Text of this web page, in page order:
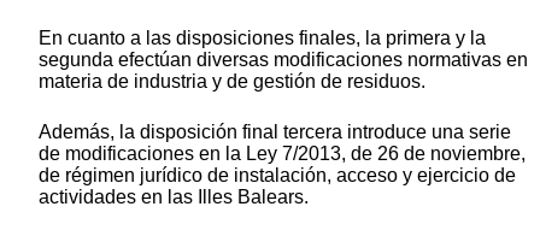
En cuanto a las disposiciones finales, la primera y la
segunda efectúan diversas modificaciones normativas en
materia de industria y de gestión de residuos.
Además, la disposición final tercera introduce una serie
de modificaciones en la Ley 7/2013, de 26 de noviembre,
de régimen jurídico de instalación, acceso y ejercicio de
actividades en las Illes Balears.